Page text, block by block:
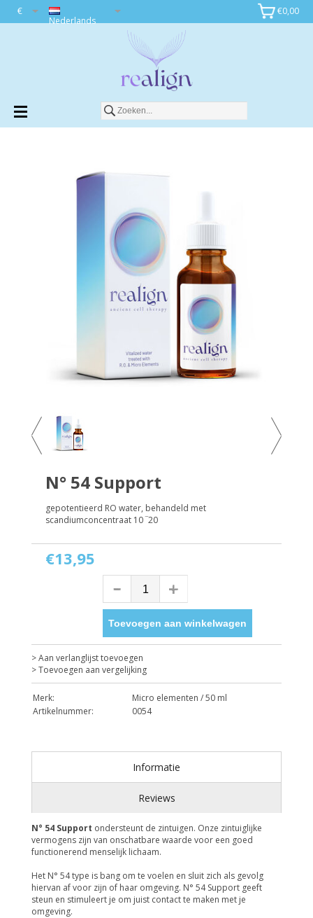
€0,00
Nederlands
€
N° 54 Support
gepotentieerd RO water, behandeld met
scandiumconcentraat 10 ‾20
€13,95
Toevoegen aan winkelwagen
Toevoegen aan winkelwagen
> Aan verlanglijst toevoegen
> Toevoegen aan vergelijking
Merk:
Micro elementen / 50 ml
Artikelnummer:
0054
Informatie
Reviews
N° 54 Support ondersteunt de zintuigen. Onze zintuiglijke
vermogens zijn van onschatbare waarde voor een goed
functionerend menselijk lichaam.
Het N° 54 type is bang om te voelen en sluit zich als gevolg
hiervan af voor zijn of haar omgeving. N° 54 Support geeft
steun en stimuleert je om juist contact te maken met je
omgeving.